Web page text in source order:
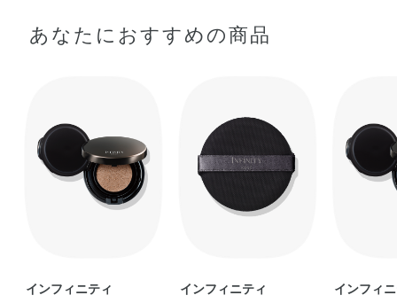
【 オパールのような艶フ
ァンデ 】 イ …
shiori
【全人類にオススメした
い】【年齢問わず一 …
CHAO
あなたにおすすめの商品
インフィニティ
インフィニティ
インフィ